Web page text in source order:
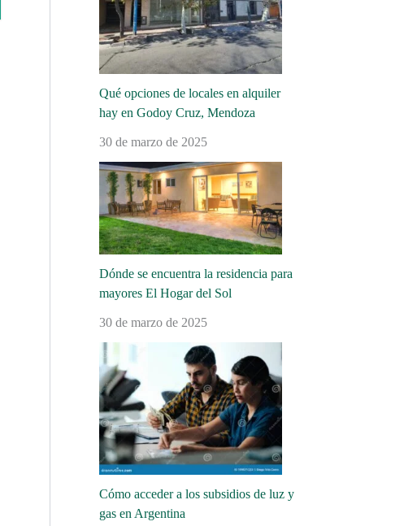
Qué opciones de locales en alquiler
hay en Godoy Cruz, Mendoza
30 de marzo de 2025
Dónde se encuentra la residencia para
mayores El Hogar del Sol
30 de marzo de 2025
Cómo acceder a los subsidios de luz y
gas en Argentina